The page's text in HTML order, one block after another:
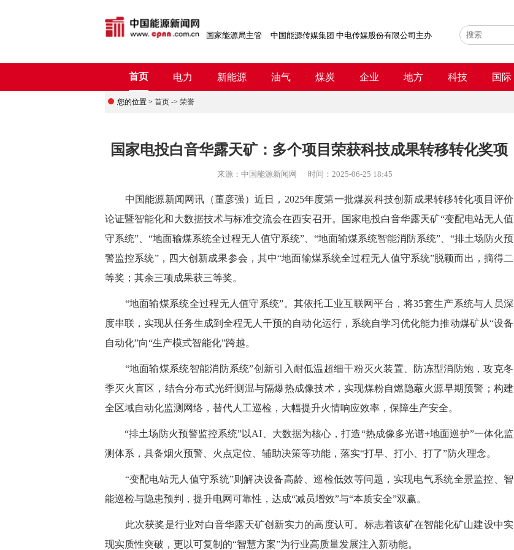
国家能源局主管 中国能源传媒集团 中电传媒股份有限公司主办
首页 电力 新能源 油气 煤炭 企业 地方 科技 国际
您的位置 > 首页 -> 荣誉
国家电投白音华露天矿：多个项目荣获科技成果转移转化奖项
来源： 中国能源新闻网 时间： 2025-06-25 18:45
中 国能源新闻网讯（董彦强） 近日
，2025年度第一批煤炭科技创新成果转移转化项目评价
论证暨智能化和大数据技术与标准交流会在西安召开。 国家电投白音华露天矿“变配电站无人值
守系统”、“地面输煤系统全过程无人值守系统”、“地面输煤系统智能消防系统”、“排土场防火预
警监控系统”，四大创新成果参会，其中“地面输煤系统全过程无人值守系统”脱颖而出，摘得二
等奖；其余三项成果获三等奖。
“地面输煤系统全过程无人值守系统”。 其依托工业互联网平台，将35套生产系统与人员深
度串联，实现从任务生成到全程无人干预的自动化运行，系统自学习优化能力推动煤矿从“设备
自动化”向“生产模式智能化”跨越。
“地面输煤系统智能消防系统”创新引入耐低温超细干粉灭火装置、防冻型消防炮，攻克冬
季灭火盲区，结合分布式光纤测温与隔爆热成像技术，实现煤粉自燃隐蔽火源早期预警；构建
全区域自动化监测网络，替代人工巡检，大幅提升火情响应效率，保障生产安全。
“排土场防火预警监控系统”以AI、大数据为核心，打造“热成像多光谱+地面巡护”一体化监
测体系，具备烟火预警、火点定位、辅助决策等功能，落实“打早、打小、打了”防火理念。
“变配电站无人值守系统”则解决设备高龄、巡检低效等问题，实现电气系统全景监控、智
能巡检与隐患预判，提升电网可靠性，达成“减员增效”与“本质安全”双赢。
此次获奖是行业对白音华露天矿创新实力的高度认可。标志着该矿在智能化矿山建设中实
现实质性突破，更以可复制的“智慧方案”为行业高质量发展注入新动能。